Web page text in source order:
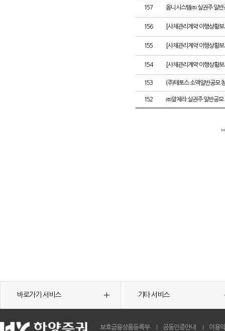
157 옴니시스템㈜ 실권주 일반
156 [사채관리계약 이행상황
155 [사채관리계약 이행상황
154 [사채관리계약 이행상황
153 (주)테토스 소액일반공모
152 ㈜알체라 실권주 일반공모
바로가기 서비스 기타 서비스
보호금융상품등록부 공동인증안내 이용